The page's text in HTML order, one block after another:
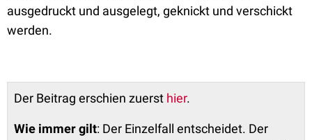
ausgedruckt und ausgelegt, geknickt und verschickt
werden.
Der Beitrag erschien zuerst hier.
Wie immer gilt: Der Einzelfall entscheidet. Der